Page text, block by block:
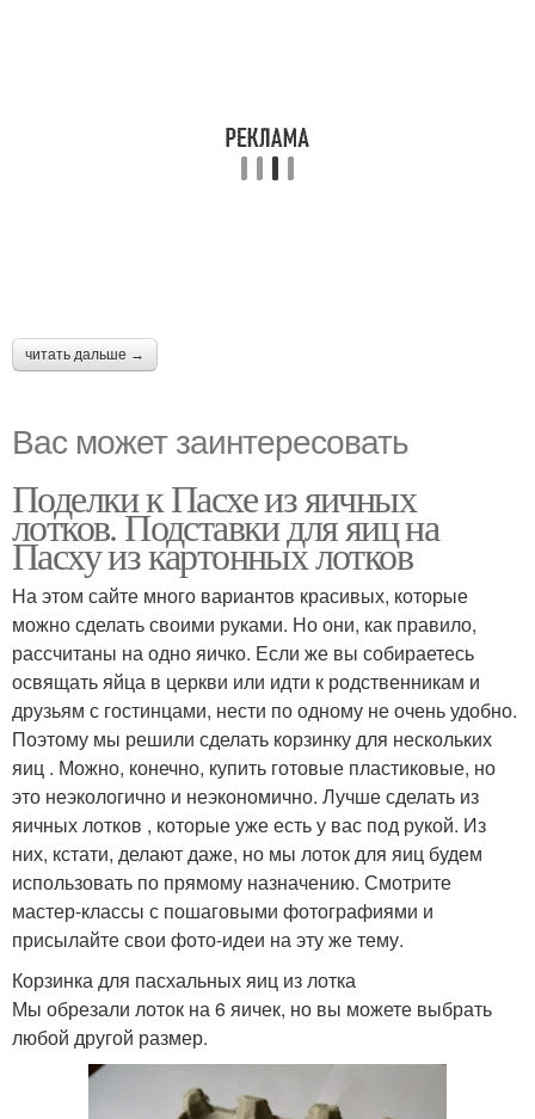
читать дальше →
Вас может заинтересовать
Поделки к Пасхе из яичных
лотков. Подставки для яиц на
Пасху из картонных лотков
На этом сайте много вариантов красивых, которые
можно сделать своими руками. Но они, как правило,
рассчитаны на одно яичко. Если же вы собираетесь
освящать яйца в церкви или идти к родственникам и
друзьям с гостинцами, нести по одному не очень удобно.
Поэтому мы решили сделать корзинку для нескольких
яиц . Можно, конечно, купить готовые пластиковые, но
это неэкологично и неэкономично. Лучше сделать из
яичных лотков , которые уже есть у вас под рукой. Из
них, кстати, делают даже, но мы лоток для яиц будем
использовать по прямому назначению. Смотрите
мастер-классы с пошаговыми фотографиями и
присылайте свои фото-идеи на эту же тему.
Корзинка для пасхальных яиц из лотка
Мы обрезали лоток на 6 яичек, но вы можете выбрать
любой другой размер.